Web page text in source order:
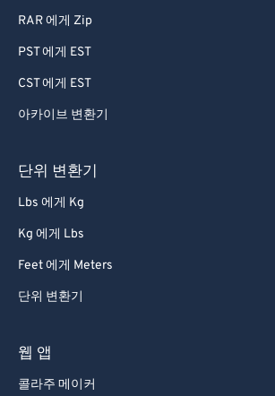
RAR 에게 Zip
PST 에게 EST
CST 에게 EST
아카이브 변환기
단위 변환기
Lbs 에게 Kg
Kg 에게 Lbs
Feet 에게 Meters
단위 변환기
웹 앱
콜라주 메이커